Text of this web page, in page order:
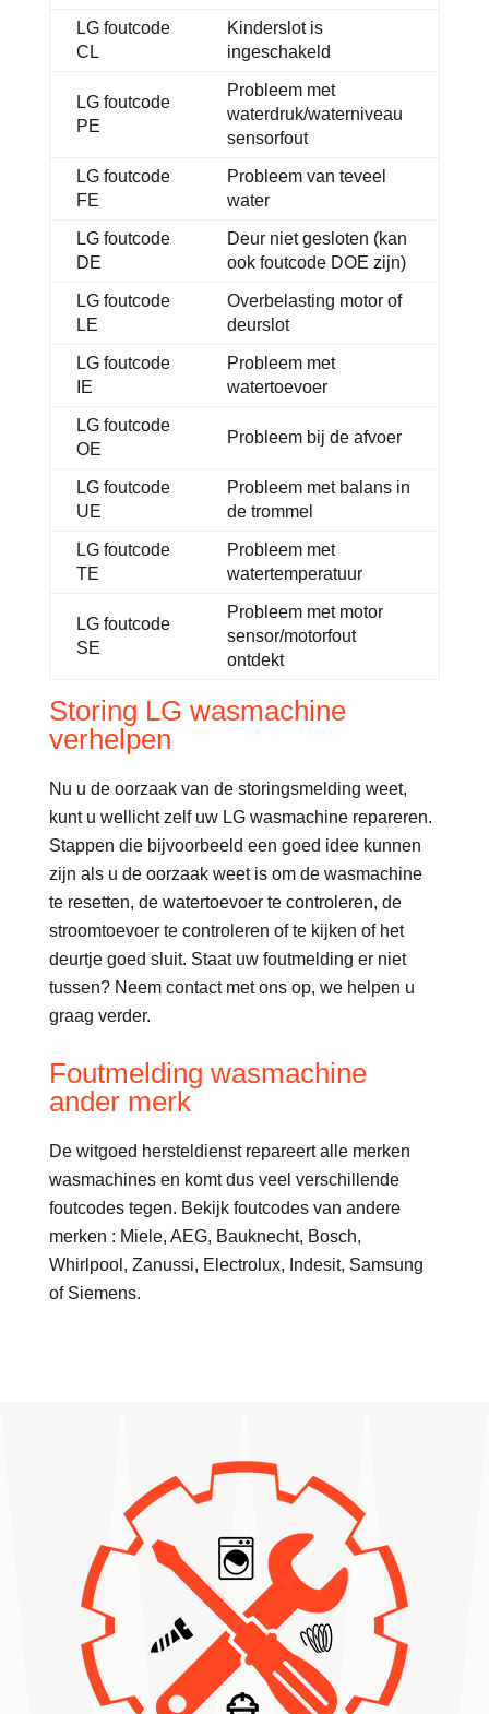
LG foutcode
CL
Kinderslot is
ingeschakeld
LG foutcode
PE
Probleem met
waterdruk/waterniveau
sensorfout
LG foutcode
FE
Probleem van teveel
water
LG foutcode
DE
Deur niet gesloten (kan
ook foutcode DOE zijn)
LG foutcode
LE
Overbelasting motor of
deurslot
LG foutcode
IE
Probleem met
watertoevoer
LG foutcode
OE
Probleem bij de afvoer
LG foutcode
UE
Probleem met balans in
de trommel
LG foutcode
TE
Probleem met
watertemperatuur
LG foutcode
SE
Probleem met motor
sensor/motorfout
ontdekt
Storing LG wasmachine
verhelpen
Nu u de oorzaak van de storingsmelding weet,
kunt u wellicht zelf uw LG wasmachine repareren.
Stappen die bijvoorbeeld een goed idee kunnen
zijn als u de oorzaak weet is om de wasmachine
te resetten, de watertoevoer te controleren, de
stroomtoevoer te controleren of te kijken of het
deurtje goed sluit. Staat uw foutmelding er niet
tussen? Neem contact met ons op, we helpen u
graag verder.
Foutmelding wasmachine
ander merk
De witgoed hersteldienst repareert alle merken
wasmachines en komt dus veel verschillende
foutcodes tegen. Bekijk foutcodes van andere
merken : Miele, AEG, Bauknecht, Bosch,
Whirlpool, Zanussi, Electrolux, Indesit, Samsung
of Siemens.